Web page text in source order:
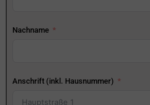
Nachname
Anschrift (inkl. Hausnummer)